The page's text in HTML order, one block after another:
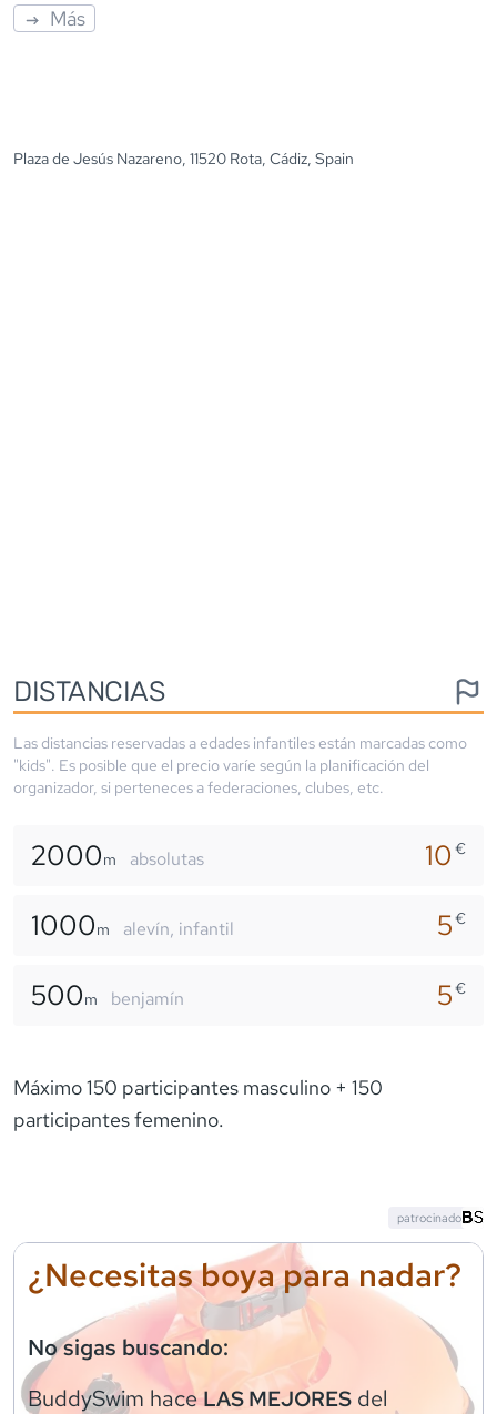
Más
Plaza de Jesús Nazareno, 11520 Rota, Cádiz, Spain
DISTANCIAS
Las distancias reservadas a edades infantiles están marcadas como
"kids". Es posible que el precio varíe según la planificación del
organizador, si perteneces a federaciones, clubes, etc.
2000m absolutas 10€
1000m alevín, infantil 5€
500m benjamín 5€
Máximo 150 participantes masculino + 150
participantes femenino.
¿Necesitas boya para nadar?
No sigas buscando:
BuddySwim haceLAS MEJORES del
patrocinado